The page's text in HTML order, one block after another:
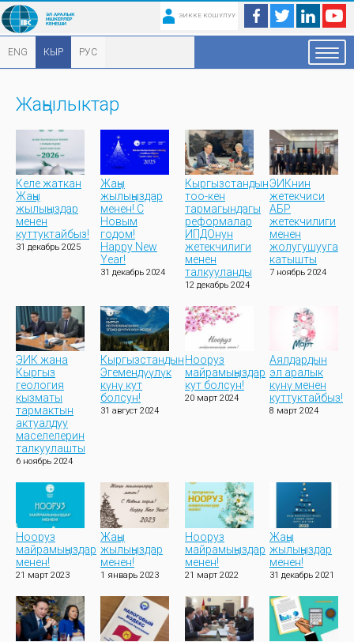
ЭИККЕ КОШУЛУУ
ENG КЫР РУС
Жаңылыктар
Келе жаткан
Жаңы
жылыңыздар
менен
куттуктайбыз!
31 декабрь 2025
Жаңы
жылыңыздар
менен! С
Новым
годом!
Happy New
Year!
31 декабрь 2024
Кыргызстандын
тоо-кен
тармагындагы
реформалар
ИПДОнун
жетекчилиги
менен
талкууланды
12 декабрь 2024
ЭИКнин
жетекчиси
АБР
жетекчилиги
менен
жолугушууга
катышты
7 ноябрь 2024
ЭИК жана
Кыргыз
геология
кызматы
тармактын
актуалдуу
маселелерин
талкуулашты
6 ноябрь 2024
Кыргызстандын
Эгемендүүлүк
күнү кут
болсун!
31 август 2024
Нооруз
майрамыңыздар
кут болсун!
20 март 2024
Аялдардын
эл аралык
күнү менен
куттуктайбыз!
8 март 2024
Нооруз
майрамыңыздар
менен!
21 март 2023
Жаңы
жылыңыздар
менен!
1 январь 2023
Нооруз
майрамыңыздар
менен!
21 март 2022
Жаңы
жылыңыздар
менен!
31 декабрь 2021